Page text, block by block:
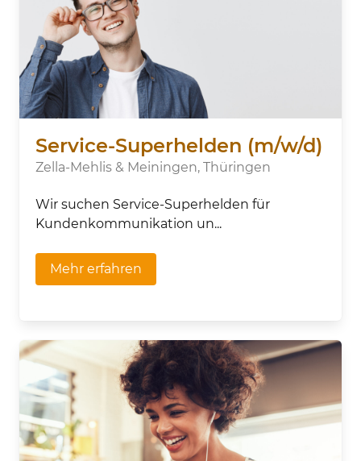
Service-Superhelden (m/w/d)
Zella-Mehlis & Meiningen, Thüringen
Wir suchen Service-Superhelden für
Kundenkommunikation un...
Mehr erfahren